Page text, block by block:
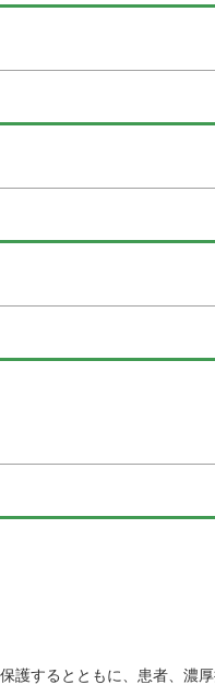
するとともに、患者、濃厚